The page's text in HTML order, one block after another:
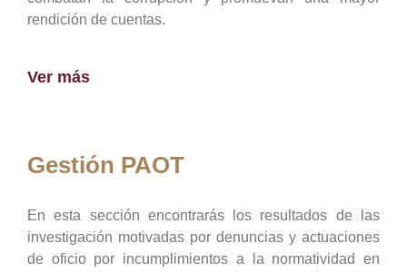
rendición de cuentas.
Ver más
Gestión PAOT
En esta sección encontrarás los resultados de las
investigación motivadas por denuncias y actuaciones
de oficio por incumplimientos a la normatividad en